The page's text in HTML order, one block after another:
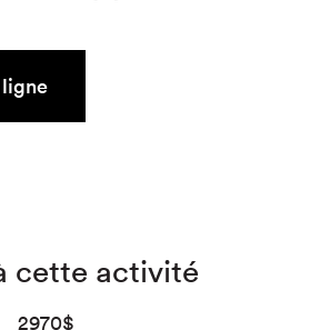
cette activité
2970$